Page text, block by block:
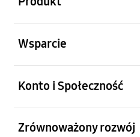
Wsparcie
Konto i Społeczność
Zrównoważony rozwój